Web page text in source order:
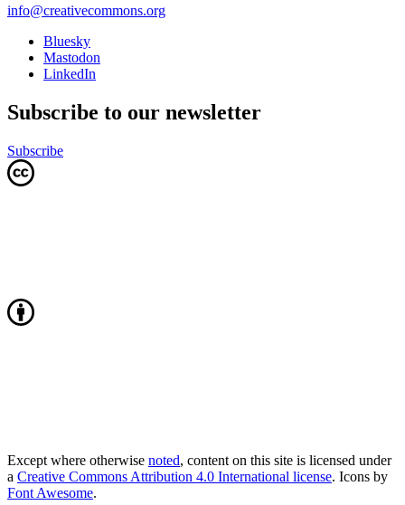
info@creativecommons.org
Bluesky
Mastodon
LinkedIn
Subscribe to our newsletter
Subscribe
Except where otherwise noted, content on this site is licensed under
a Creative Commons Attribution 4.0 International license. Icons by
Font Awesome.